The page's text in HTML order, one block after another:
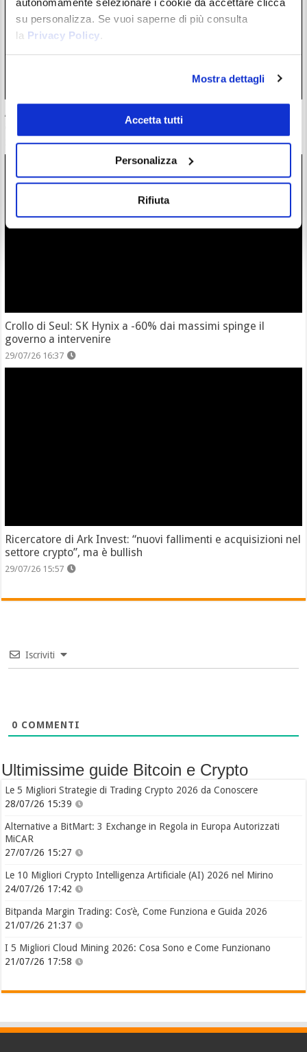
su personalizza. Se vuoi saperne di più consulta
la Privacy Policy.
Mostra dettagli
Accetta tutti
Personalizza
Rifiuta
Anche Solana scende in campo per il Clarity Act: “È ora di
agire”. Il tempo però è quasi terminato
29/07/26 17:17
Crollo di Seul: SK Hynix a -60% dai massimi spinge il
governo a intervenire
29/07/26 16:37
Ricercatore di Ark Invest: “nuovi fallimenti e acquisizioni nel
settore crypto”, ma è bullish
29/07/26 15:57
Iscriviti
0 COMMENTI
Ultimissime guide Bitcoin e Crypto
Le 5 Migliori Strategie di Trading Crypto 2026 da Conoscere
28/07/26 15:39
Alternative a BitMart: 3 Exchange in Regola in Europa Autorizzati
MiCAR
27/07/26 15:27
Le 10 Migliori Crypto Intelligenza Artificiale (AI) 2026 nel Mirino
24/07/26 17:42
Bitpanda Margin Trading: Cos’è, Come Funziona e Guida 2026
21/07/26 21:37
I 5 Migliori Cloud Mining 2026: Cosa Sono e Come Funzionano
21/07/26 17:58